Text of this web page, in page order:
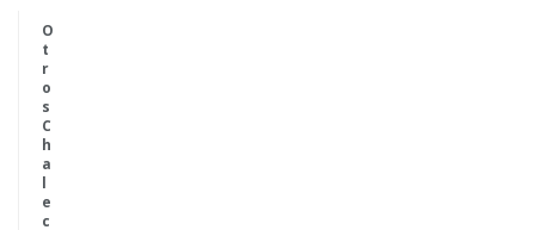
O
t
r
o
s
C
h
a
l
e
c